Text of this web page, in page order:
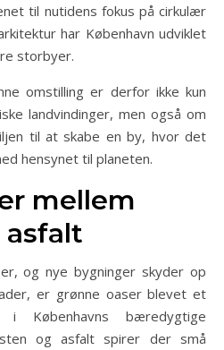
til nutidens fokus på cirkulær
har København udviklet
storbyer.
omstilling er derfor ikke kun
landvindinger, men også om
til at skabe en by, hvor det
hensynet til planeten.
mellem
asfalt
og nye bygninger skyder op
er grønne oaser blevet et
Københavns bæredygtige
og asfalt spirer der små